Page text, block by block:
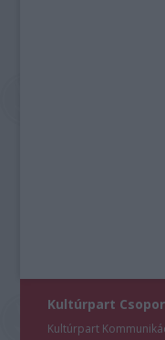
Kultúrpart
Kultúrpart